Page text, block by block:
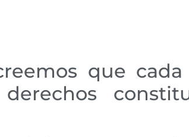
que cada